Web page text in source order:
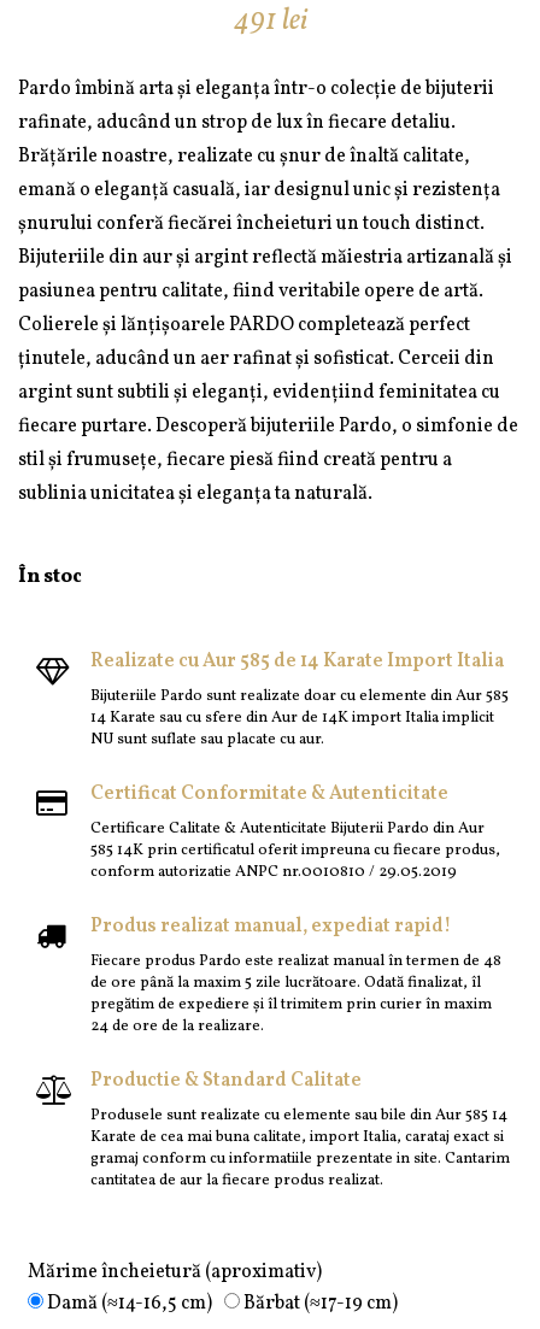
491lei
Pardo îmbină arta și eleganța într-o colecție de bijuterii
rafinate, aducând un strop de lux în fiecare detaliu.
Brățările noastre, realizate cu șnur de înaltă calitate,
emană o eleganță casuală, iar designul unic și rezistența
șnurului conferă fiecărei încheieturi un touch distinct.
Bijuteriile din aur și argint reflectă măiestria artizanală și
pasiunea pentru calitate, fiind veritabile opere de artă.
Colierele și lănțișoarele PARDO completează perfect
ținutele, aducând un aer rafinat și sofisticat. Cerceii din
argint sunt subtili și eleganți, evidențiind feminitatea cu
fiecare purtare. Descoperă bijuteriile Pardo, o simfonie de
stil și frumusețe, fiecare piesă fiind creată pentru a
sublinia unicitatea și eleganța ta naturală.
În stoc
Realizate cu Aur 585 de 14 Karate Import Italia
Bijuteriile Pardo sunt realizate doar cu elemente din Aur 585
14 Karate sau cu sfere din Aur de 14K import Italia implicit
NU sunt suflate sau placate cu aur.
Certificat Conformitate & Autenticitate
Certificare Calitate & Autenticitate Bijuterii Pardo din Aur
585 14K prin certificatul oferit impreuna cu fiecare produs,
conform autorizatie ANPC nr.0010810 / 29.05.2019
Produs realizat manual, expediat rapid!
Fiecare produs Pardo este realizat manual în termen de 48
de ore până la maxim 5 zile lucrătoare. Odată finalizat, îl
pregătim de expediere și îl trimitem prin curier în maxim
24 de ore de la realizare.
Productie & Standard Calitate
Produsele sunt realizate cu elemente sau bile din Aur 585 14
Karate de cea mai buna calitate, import Italia, carataj exact si
gramaj conform cu informatiile prezentate in site. Cantarim
cantitatea de aur la fiecare produs realizat.
Mărime încheietură (aproximativ)
Damă (≈14-16,5 cm)
Bărbat (≈17-19 cm)